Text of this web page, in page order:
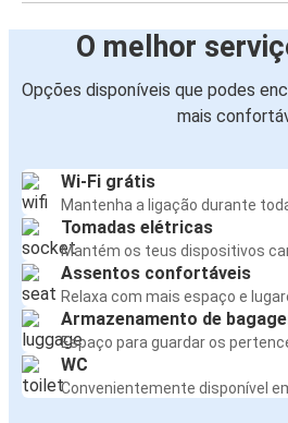
O melhor
Opções disponíveis que podes
mais
Wi-Fi grátis
Mantenha a ligação durante
Tomadas elétricas
Mantém os teus dispositivos
Assentos confortáveis
Relaxa com mais espaço e
Armazenamento de
Espaço para guardar os
WC
Convenientemente disponível